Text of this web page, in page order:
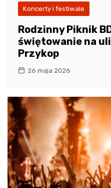
Koncerty i festiwale
Rodzinny Piknik
świętowanie na
Przykop
26 maja 2026